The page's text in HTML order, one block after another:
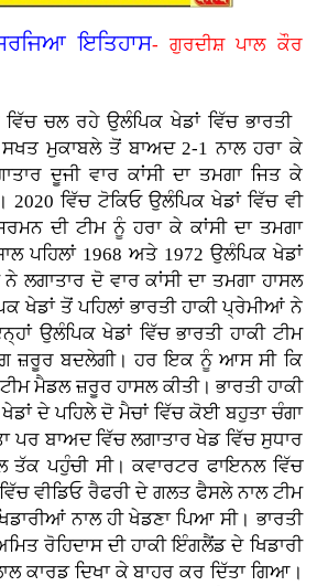
ਇਤਿਹਾਸ- ਗੁਰਦੀਸ਼ ਪਾਲ ਕੌਰ
ਚਲ ਰਹੇ ਉਲੰਪਿਕ ਖੇਡਾਂ ਵਿੱਚ ਭਾਰਤੀ
ਮੁਕਾਬਲੇ ਤੋਂ ਬਾਅਦ 2-1 ਨਾਲ ਹਰਾ ਕੇ
ਦੂਜੀ ਵਾਰ ਕਾਂਸੀ ਦਾ ਤਮਗਾ ਜਿਤ ਕੇ
2020 ਵਿੱਚ ਟੋਕਿਓ ਉਲੰਪਿਕ ਖੇਡਾਂ ਵਿੱਚ ਵੀ
ਦੀ ਟੀਮ ਨੂੰ ਹਰਾ ਕੇ ਕਾਂਸੀ ਦਾ ਤਮਗਾ
ਪਹਿਲਾਂ 1968 ਅਤੇ 1972 ਉਲੰਪਿਕ ਖੇਡਾਂ
ਨੇ ਲਗਾਤਾਰ ਦੋ ਵਾਰ ਕਾਂਸੀ ਦਾ ਤਮਗਾ ਹਾਸਲ
ਖੇਡਾਂ ਤੋਂ ਪਹਿਲਾਂ ਭਾਰਤੀ ਹਾਕੀ ਪ੍ਰੇਮੀਆਂ ਨੇ
ਉਲੰਪਿਕ ਖੇਡਾਂ ਵਿੱਚ ਭਾਰਤੀ ਹਾਕੀ ਟੀਮ
ਜ਼ਰੂਰ ਬਦਲੇਗੀ। ਹਰ ਇਕ ਨੂੰ ਆਸ ਸੀ ਕਿ
ਮੈਡਲ ਜ਼ਰੂਰ ਹਾਸਲ ਕੀਤੀ। ਭਾਰਤੀ ਹਾਕੀ
ਦੇ ਪਹਿਲੇ ਦੋ ਮੈਚਾਂ ਵਿੱਚ ਕੋਈ ਬਹੁਤਾ ਚੰਗਾ
ਪਰ ਬਾਅਦ ਵਿੱਚ ਲਗਾਤਾਰ ਖੇਡ ਵਿੱਚ ਸੁਧਾਰ
ਤੱਕ ਪਹੁੰਚੀ ਸੀ। ਕਵਾਰਟਰ ਫਾਇਨਲ ਵਿੱਚ
ਵੀਡਿਓ ਰੈਫਰੀ ਦੇ ਗਲਤ ਫੈਸਲੇ ਨਾਲ ਟੀਮ
ਨਾਲ ਹੀ ਖੇਡਣਾ ਪਿਆ ਸੀ। ਭਾਰਤੀ
ਰੋਹਿਦਾਸ ਦੀ ਹਾਕੀ ਇੰਗਲੈਂਡ ਦੇ ਖਿਡਾਰੀ
ਕਾਰਡ ਦਿਖਾ ਕੇ ਬਾਹਰ ਕਰ ਦਿੱਤਾ ਗਿਆ।